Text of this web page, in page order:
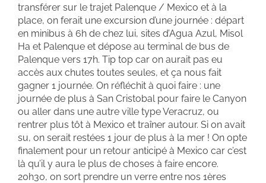
transférer sur le trajet Palenque / Mexico et à la
place, on ferait une excursion d’une journée : départ
en minibus à 6h de chez lui, sites d’Agua Azul, Misol
Ha et Palenque et dépose au terminal de bus de
Palenque vers 17h. Tip top car on aurait pas eu
accès aux chutes toutes seules, et ça nous fait
gagner 1 journée. On réfléchit à quoi faire : une
journée de plus à San Cristobal pour faire le Canyon
ou aller dans une autre ville type Veracruz, ou
rentrer plus tôt à Mexico et traîner autour. Si on avait
su, on serait restées 1 jour de plus à la mer ! On opte
finalement pour un retour anticipé à Mexico car c’est
là qu’il y aura le plus de choses à faire encore.
20h30, on sort prendre un verre entre nos 1ères